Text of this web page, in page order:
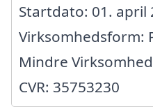
Startdato: 01. april
Virksomhedsform:
Mindre Virksomhed
CVR: 35753230